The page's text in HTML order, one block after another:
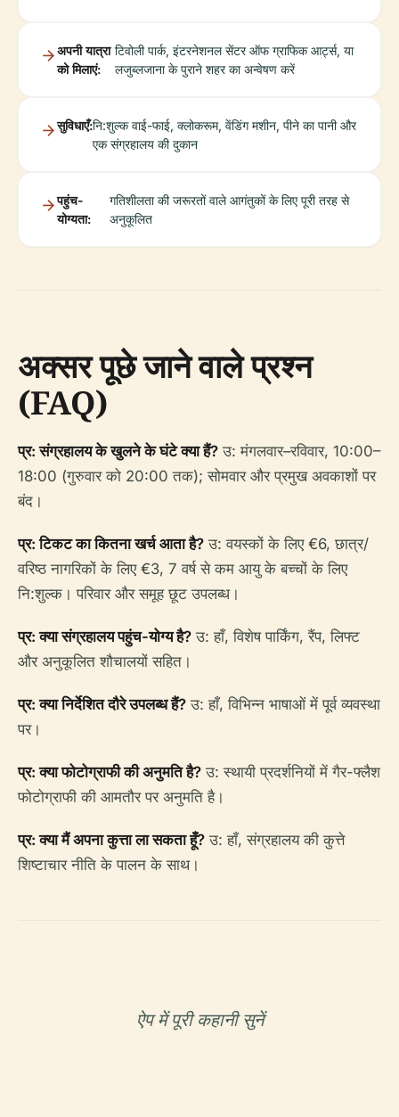
अपनी यात्रा
को मिलाएं:
टिवोली पार्क, इंटरनेशनल सेंटर ऑफ ग्राफिक आर्ट्स, या
लजुब्लजाना के पुराने शहर का अन्वेषण करें
सुविधाएँ:नि:शुल्क वाई-फाई, क्लोकरूम, वेंडिंग मशीन, पीने का पानी और
एक संग्रहालय की दुकान
पहुंच-
योग्यता:
गतिशीलता की जरूरतों वाले आगंतुकों के लिए पूरी तरह से
अनुकूलित
अक्सर पूछे जाने वाले प्रश्न
(FAQ)
प्र: संग्रहालय के खुलने के घंटे क्या हैं? उ: मंगलवार–रविवार, 10:00–
18:00 (गुरुवार को 20:00 तक); सोमवार और प्रमुख अवकाशों पर
बंद।
प्र: टिकट का कितना खर्च आता है? उ: वयस्कों के लिए €6, छात्र/
वरिष्ठ नागरिकों के लिए €3, 7 वर्ष से कम आयु के बच्चों के लिए
नि:शुल्क। परिवार और समूह छूट उपलब्ध।
प्र: क्या संग्रहालय पहुंच-योग्य है? उ: हाँ, विशेष पार्किंग, रैंप, लिफ्ट
और अनुकूलित शौचालयों सहित।
प्र: क्या निर्देशित दौरे उपलब्ध हैं? उ: हाँ, विभिन्न भाषाओं में पूर्व व्यवस्था
पर।
प्र: क्या फोटोग्राफी की अनुमति है? उ: स्थायी प्रदर्शनियों में गैर-फ्लैश
फोटोग्राफी की आमतौर पर अनुमति है।
प्र: क्या मैं अपना कुत्ता ला सकता हूँ? उ: हाँ, संग्रहालय की कुत्ते
शिष्टाचार नीति के पालन के साथ।
ऐप में पूरी कहानी सुनें